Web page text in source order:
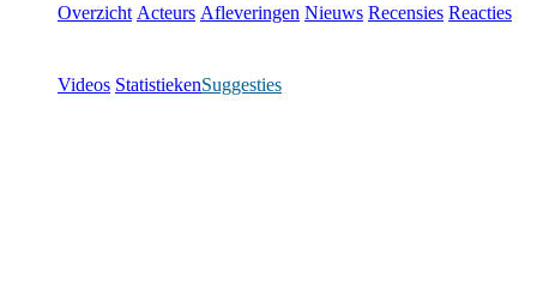
Overzicht Acteurs Afleveringen Nieuws Recensies Reacties
Videos StatistiekenSuggesties